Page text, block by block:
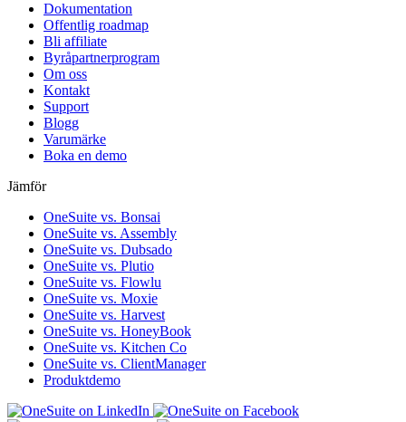
Dokumentation
Offentlig roadmap
Bli affiliate
Byråpartnerprogram
Om oss
Kontakt
Support
Blogg
Varumärke
Boka en demo
Jämför
OneSuite vs. Bonsai
OneSuite vs. Assembly
OneSuite vs. Dubsado
OneSuite vs. Plutio
OneSuite vs. Flowlu
OneSuite vs. Moxie
OneSuite vs. Harvest
OneSuite vs. HoneyBook
OneSuite vs. Kitchen Co
OneSuite vs. ClientManager
Produktdemo